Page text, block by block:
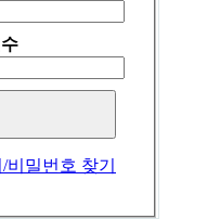
비밀번호 찾기